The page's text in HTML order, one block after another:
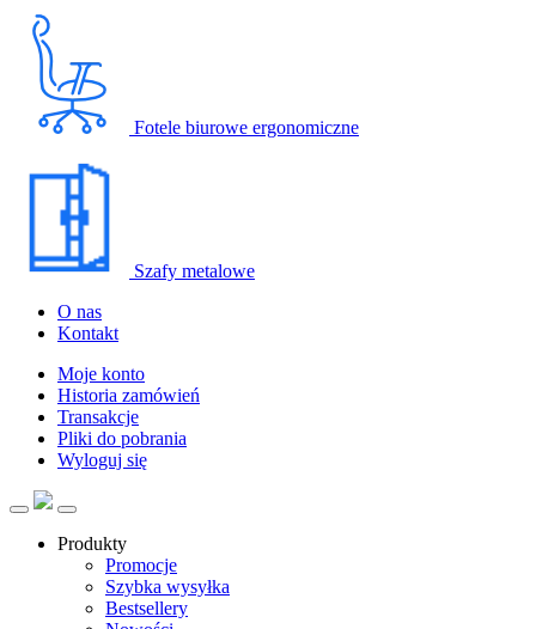
Fotele biurowe ergonomiczne
Szafy metalowe
O nas
Kontakt
Moje konto
Historia zamówień
Transakcje
Pliki do pobrania
Wyloguj się
Produkty
Promocje
Szybka wysyłka
Bestsellery